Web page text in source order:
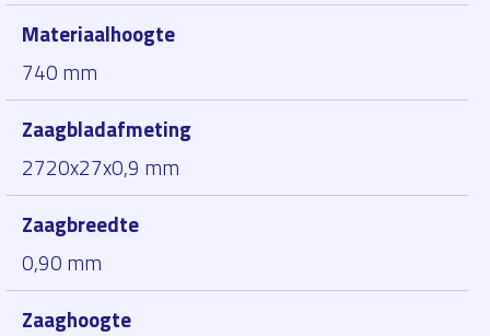
Materiaalhoogte
740 mm
Zaagbladafmeting
2720x27x0,9 mm
Zaagbreedte
0,90 mm
Zaaghoogte